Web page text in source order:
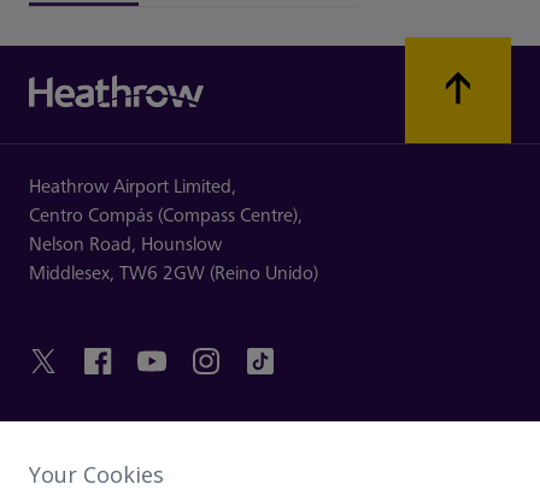
Heathrow Airport Limited,
Centro Compás (Compass Centre),
Nelson Road, Hounslow
Middlesex, TW6 2GW (Reino Unido)
Your Cookies